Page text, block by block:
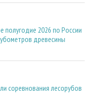
полугодие 2026 по России
древесины
соревнования лесорубов